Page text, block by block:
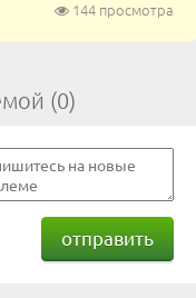
144 просмотра
(0)
отправить